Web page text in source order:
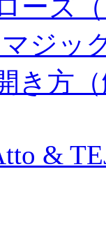
ーズ
ジッ
き方
&